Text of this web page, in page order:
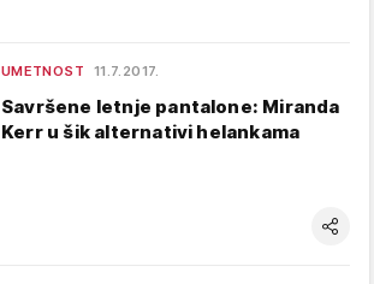
UMETNOST 11.7.2017.
Savršene letnje pantalone: Miranda
Kerr u šik alternativi helankama